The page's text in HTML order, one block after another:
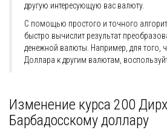
другую интересующую вас валюту.
С помощью простого и точного
быстро вычислит результат
денежной валюты. Например, для того,
Доллара к другим валютам,
Изменение курса 200
Барбадосскому доллару